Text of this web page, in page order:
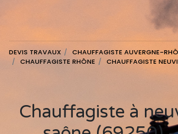
DEVIS TRAVAUX
CHAUFFAGISTE AUVERGNE-
CHAUFFAGISTE RHÔNE
CHAUFFAGISTE
Chauffagiste à neuville-sur-